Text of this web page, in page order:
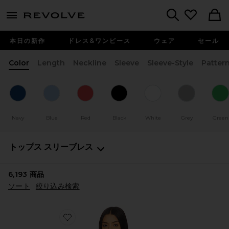
menu - shows more content
本日の新作 ドレス&ワンピース ウェア セール
Color Length Neckline Sleeve Sleeve-Style
Navy Blue Red Black White Grey Green
トップス スリーブレス
6,193 商品
ソート
絞り込み検索